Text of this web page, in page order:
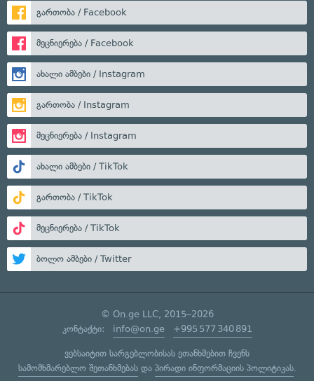
გართობა / Facebook
მეცნიერება / Facebook
ახალი ამბები / Instagram
გართობა / Instagram
მეცნიერება / Instagram
ახალი ამბები / TikTok
გართობა / TikTok
მეცნიერება / TikTok
ბოლო ამბები / Twitter
© On.ge LLC, 2015–2026
კონტაქტი: info@on.ge +995 577 340 891
ვებსაიტით სარგებლობისას ეთანხმებით ჩვენს
სამომხმარებლო შეთანხმებასდა პირადი ინფორმაციის პოლიტიკას.